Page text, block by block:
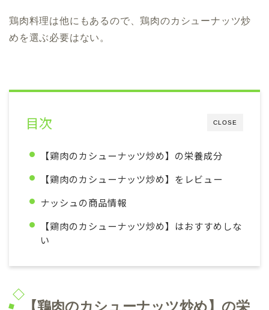
鶏肉料理は他にもあるので、鶏肉のカシューナッツ炒
めを選ぶ必要はない。
CLOSE
目次
【鶏肉のカシューナッツ炒め】の栄養成分
【鶏肉のカシューナッツ炒め】をレビュー
ナッシュの商品情報
【鶏肉のカシューナッツ炒め】はおすすめしな
い
【鶏肉のカシューナッツ炒め】の栄